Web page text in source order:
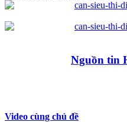
Nguồn tin
Video cùng chủ đề